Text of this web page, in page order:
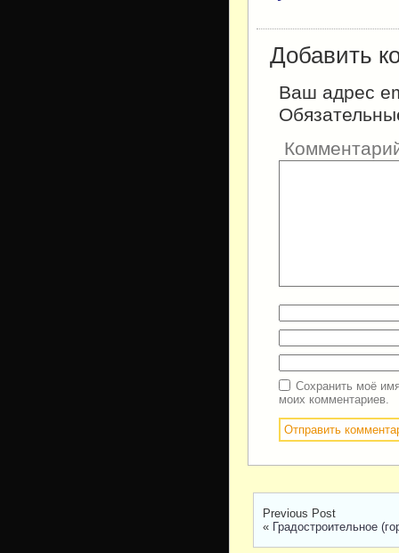
Добавить
Ваш адрес
Сохранить моё
моих комментариев.
Previous Post
« Градостроительное